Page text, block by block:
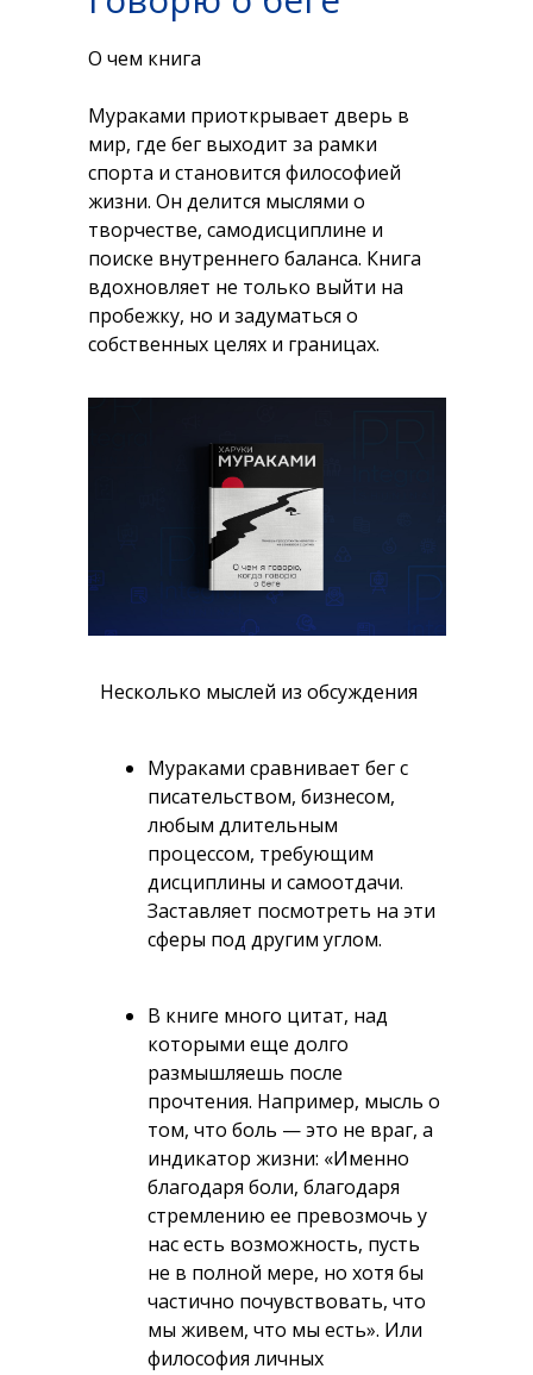
О чем книга
Мураками приоткрывает дверь в
мир, где бег выходит за рамки
спорта и становится философией
жизни. Он делится мыслями о
творчестве, самодисциплине и
поиске внутреннего баланса. Книга
вдохновляет не только выйти на
пробежку, но и задуматься о
собственных целях и границах.
Несколько мыслей из обсуждения
Мураками сравнивает бег с
писательством, бизнесом,
любым длительным
процессом, требующим
дисциплины и самоотдачи.
Заставляет посмотреть на эти
сферы под другим углом.
В книге много цитат, над
которыми еще долго
размышляешь после
прочтения. Например, мысль о
том, что боль — это не враг, а
индикатор жизни: «Именно
благодаря боли, благодаря
стремлению ее превозмочь у
нас есть возможность, пусть
не в полной мере, но хотя бы
частично почувствовать, что
мы живем, что мы есть». Или
философия личных